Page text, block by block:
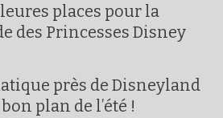
places pour la
des Princesses Disney
près de Disneyland
plan de l’été !